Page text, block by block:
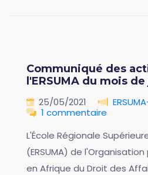
Communiqué des
l'ERSUMA du mois
25/05/2021
1 commentaire
L'École Régionale
(ERSUMA) de
en Afrique du Droit des